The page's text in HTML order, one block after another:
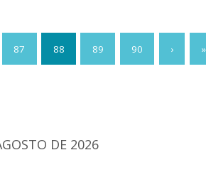
87 88 89 90 › »
DE 2026